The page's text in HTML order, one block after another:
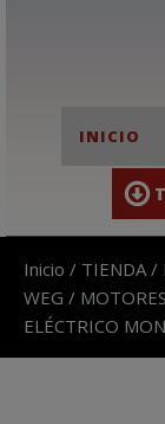
INICIO
Inicio / TIENDA /
WEG /
ELÉCTRICO